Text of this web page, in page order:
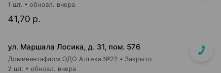
41,70 р.
1 шт. обновл. вчера
ул. Маршала Лосика, д. 31, пом. 576
Доминантафарм ОДО Аптека №22 Закрыто
2 шт. обновл. вчера